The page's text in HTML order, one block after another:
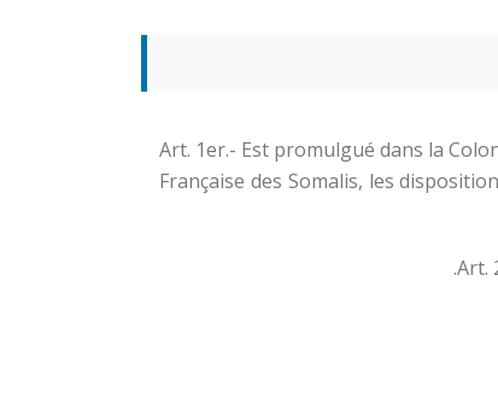
Art. 1er.- Est promulgué dans la
Française des Somalis, les
Art.